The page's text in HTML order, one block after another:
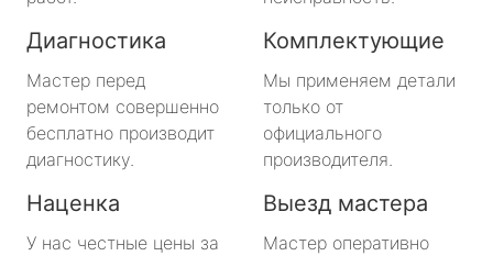
Диагностика
Мастер перед
ремонтом совершенно
бесплатно производит
диагностику.
Комплектующие
Мы применяем детали
только от
официального
производителя.
Наценка
У нас честные цены за
Выезд мастера
Мастер оперативно